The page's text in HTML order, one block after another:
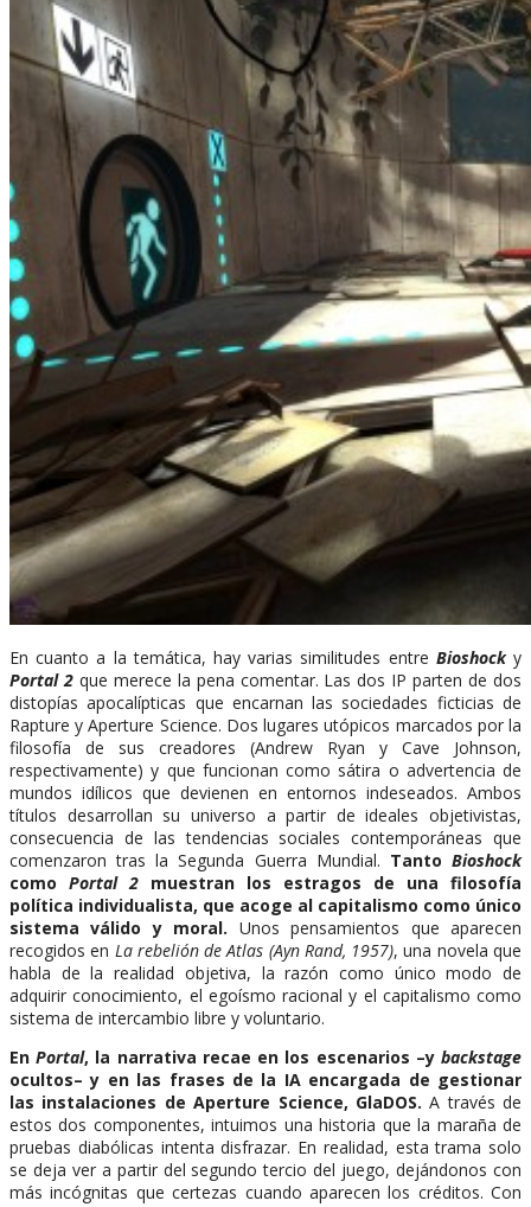
En cuanto a la temática, hay varias similitudes entre Bioshock y
Portal 2que merece la pena comentar. Las dos IP parten de dos
distopías apocalípticas que encarnan las sociedades ficticias de
Rapture y Aperture Science. Dos lugares utópicos marcados por la
filosofía de sus creadores (Andrew Ryan y Cave Johnson,
respectivamente) y que funcionan como sátira o advertencia de
mundos idílicos que devienen en entornos indeseados. Ambos
títulos desarrollan su universo a partir de ideales objetivistas,
consecuencia de las tendencias sociales contemporáneas que
comenzaron tras la Segunda Guerra Mundial. TantoBioshock
como Portal 2 muestran los estragos de una filosofía
política individualista, que acoge al capitalismo como único
sistema válido y moral. Unos pensamientos que aparecen
recogidos en La rebelión de Atlas (Ayn Rand, 1957), una novela que
habla de la realidad objetiva, la razón como único modo de
adquirir conocimiento, el egoísmo racional y el capitalismo como
sistema de intercambio libre y voluntario.
EnPortal, la narrativa recae en los escenarios –ybackstage
ocultos– y en las frases de la IA encargada de gestionar
las instalaciones de Aperture Science, GlaDOS. A través de
estos dos componentes, intuimos una historia que la maraña de
pruebas diabólicas intenta disfrazar. En realidad, esta trama solo
se deja ver a partir del segundo tercio del juego, dejándonos con
más incógnitas que certezas cuando aparecen los créditos. Con